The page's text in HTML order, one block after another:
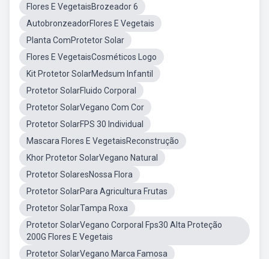
Flores E VegetaisBrozeador 6
AutobronzeadorFlores E Vegetais
Planta ComProtetor Solar
Flores E VegetaisCosméticos Logo
Kit Protetor SolarMedsum Infantil
Protetor SolarFluido Corporal
Protetor SolarVegano Com Cor
Protetor SolarFPS 30 Individual
Mascara Flores E VegetaisReconstrução
Khor Protetor SolarVegano Natural
Protetor SolaresNossa Flora
Protetor SolarPara Agricultura Frutas
Protetor SolarTampa Roxa
Protetor SolarVegano Corporal Fps30 Alta Proteção
200G Flores E Vegetais
Protetor SolarVegano Marca Famosa